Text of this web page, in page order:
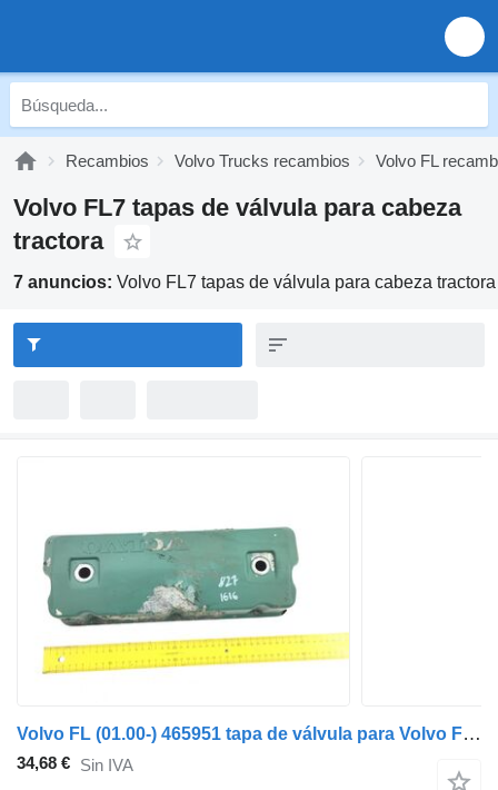
Recambios Volvo Trucks recambios Volvo FL
Volvo FL7 tapas de válvula para cabeza
tractora
7 anuncios: Volvo FL7 tapas de válvula para cabeza tractora
Volvo FL (01.00-) 465951 tapa de válvula para Volvo FL, FL6, FL7, FL10, FL12, FS718 (1985-2005) cabeza tractora
34,68 € Sin IVA